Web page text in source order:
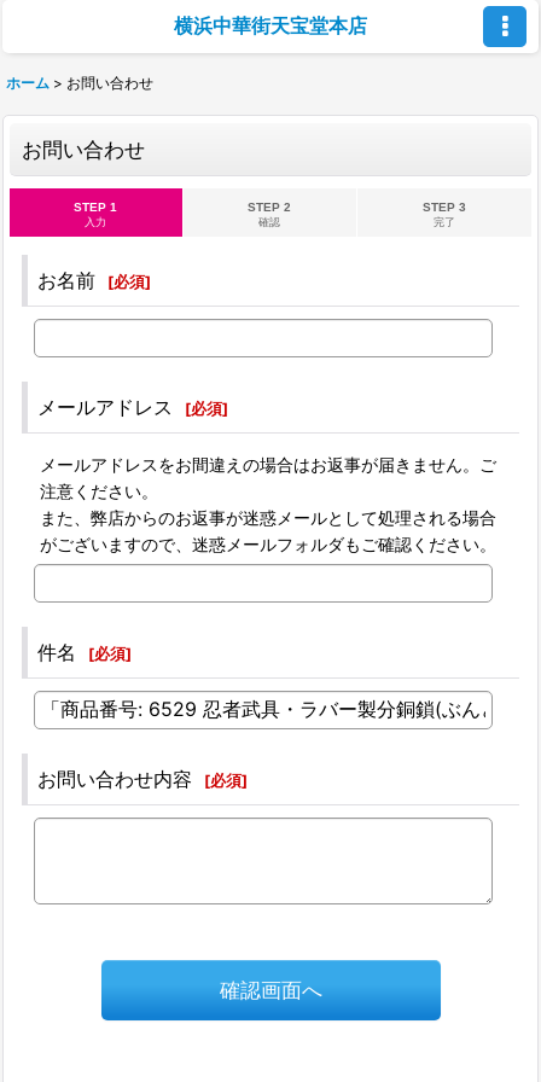
横浜中華街天宝堂本店
ホーム > お問い合わせ
お問い合わせ
STEP 1
入力
STEP 2
確認
STEP 3
完了
お名前 [必須]
メールアドレス [必須]
メールアドレスをお間違えの場合はお返事が届きません。ご
注意ください。
また、弊店からのお返事が迷惑メールとして処理される場合
がございますので、迷惑メールフォルダもご確認ください。
件名 [必須]
お問い合わせ内容 [必須]
確認画面へ